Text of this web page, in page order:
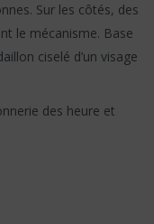
Sur les côtés, des
le mécanisme. Base
ciselé d’un visage
des heure et